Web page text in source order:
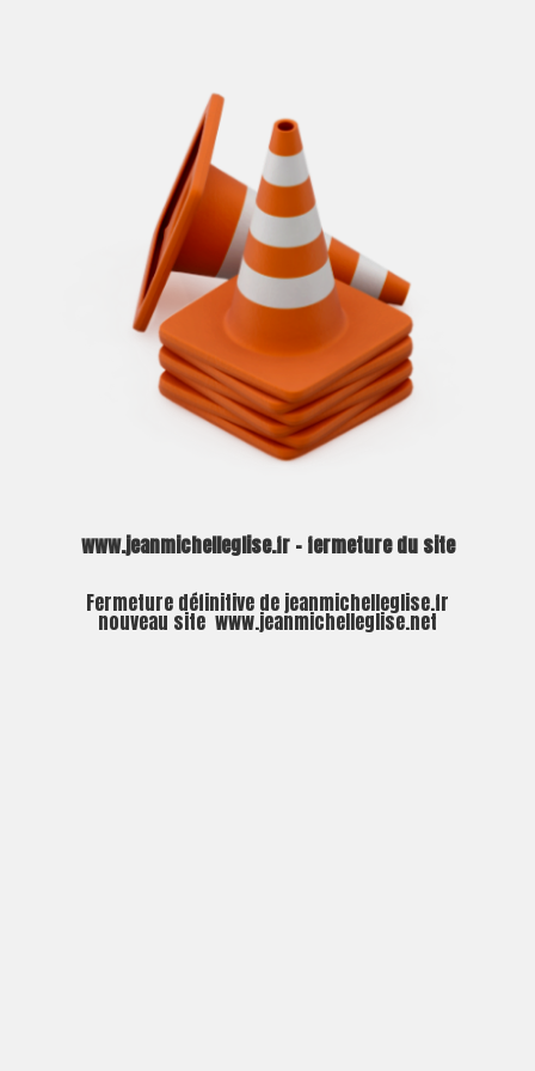
www.jeanmichelleglise.fr – fermeture du site
Fermeture définitive de jeanmichelleglise.fr
nouveau site www.jeanmichelleglise.net